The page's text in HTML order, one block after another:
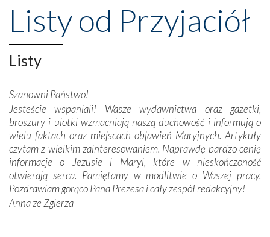
wznoszono na chwałę Bożą, na przykład – w podzięce za
Opatrznościową pomoc w wygranej bitwie o
niepodległość kraju. Zachwyt budziła potężna, a zarazem
misterna architektura tych monumentalnych dzieł,
wspaniałe zdobienia, dbałość ich twórców o detale,
budowniczych.
Podążyliśmy też śladami fatimskich wizjonerów – Łucji
dos Santos oraz świętych Hiacynty i Franciszka Marto.
Modliliśmy się przy ich grobach. Odprawiliśmy Drogę
Krzyżową w ich rodzinnych stronach, odwiedziliśmy
domy, w których żyli.
W miejscu objawień Matki Bożej zapaliliśmy świece
Listy od Przyjaciół
Listy
Szanowni Państwo!
Jesteście wspaniali! Wasze wydawnictwa oraz gazetki,
broszury i ulotki wzmacniają naszą duchowość i informują o
wielu faktach oraz miejscach objawień Maryjnych. Artykuły
czytam z wielkim zainteresowaniem. Naprawdę bardzo cenię
informacje o Jezusie i Maryi, które w nieskończoność
otwierają serca. Pamiętamy w modlitwie o Waszej pracy.
Pozdrawiam gorąco Pana Prezesa i cały zespół redakcyjny!
Anna ze Zgierza